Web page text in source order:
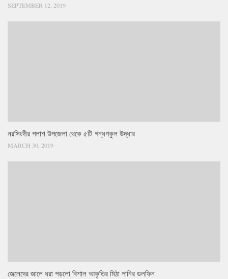
SEPTEMBER 12, 2019
নরসিংদীর পলাশ উপজেলা থেকে ৫টি গন্ধগকুল উদ্ধার
MARCH 30, 2019
জেলেদের জালে ধরা পড়লো বিশাল আকৃতির মিঠা পানির ডলফিন